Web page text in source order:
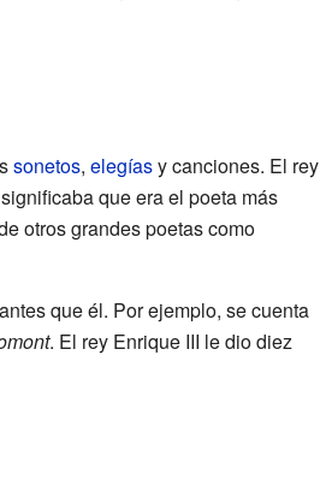
sonetos, elegíasy canciones. El rey
que era el poeta más
otros grandes poetas como
que él. Por ejemplo, se cuenta
. El rey Enrique III le dio diez